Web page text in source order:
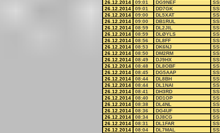
26.12.2014
09:01 DG9NEF
26.12.2014
09:01 DD7GK
26.12.2014
09:00 DL5XAT
26.12.2014
09:00 DB1RUL
26.12.2014
08:59 DL2JIL
26.12.2014
08:59 DLØYLS
26.12.2014
08:56 DL8FF
26.12.2014
08:53 DK6NJ
26.12.2014
08:50 DM2RM
26.12.2014
08:49 DJ9HX
26.12.2014
08:48 DL8OBF
26.12.2014
08:45 DG5AAP
26.12.2014
08:44 DL8BH
26.12.2014
08:44 DL1NAI
26.12.2014
08:41 DH3RD
26.12.2014
08:40 DD1OP
26.12.2014
08:38 DL4NL
26.12.2014
08:36 DG4UF
26.12.2014
08:34 DJ8CG
26.12.2014
08:31 DL1FAR
26.12.2014
08:04 DL7MAL